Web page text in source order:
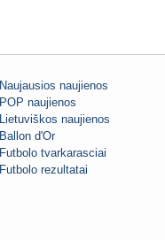
Naujausios naujienos
POP naujienos
Lietuviškos naujienos
Ballon d'Or
Futbolo tvarkarasciai
Futbolo rezultatai